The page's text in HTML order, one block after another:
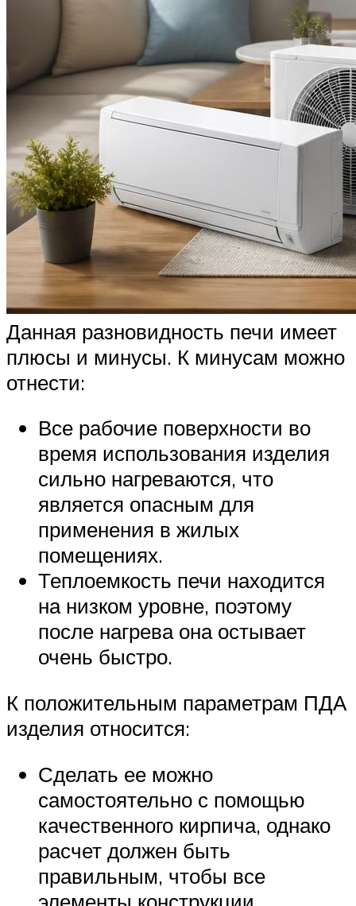
Данная разновидность печи имеет
плюсы и минусы. К минусам можно
отнести:
Все рабочие поверхности во
время использования изделия
сильно нагреваются, что
является опасным для
применения в жилых
помещениях.
Теплоемкость печи находится
на низком уровне, поэтому
после нагрева она остывает
очень быстро.
К положительным параметрам ПДА
изделия относится:
Сделать ее можно
самостоятельно с помощью
качественного кирпича, однако
расчет должен быть
правильным, чтобы все
элементы конструкции